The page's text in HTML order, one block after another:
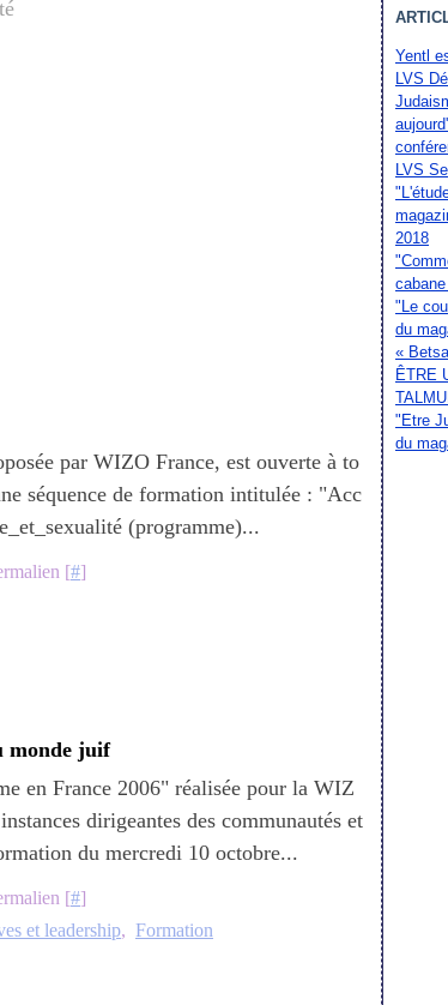
par WIZO France, est ouverte à to
séquence de formation intitulée : "Acc
(programme)...
[#]
monde juif
en France 2006" réalisée pour la WIZ
dirigeantes des communautés et
du mercredi 10 octobre...
[#]
et leadership, Formation
Yentl
LVS
LVS
2018
"Le
du
«
ÊTRE
"Etre
du